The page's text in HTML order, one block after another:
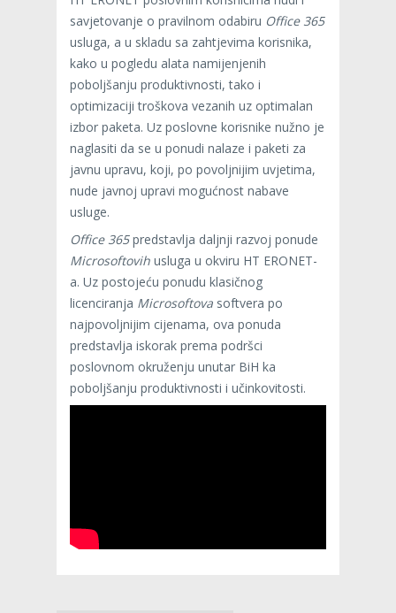
savjetovanje o pravilnom odabiru Office 365
usluga, a u skladu sa zahtjevima korisnika,
kako u pogledu alata namijenjenih
poboljšanju produktivnosti, tako i
optimizaciji troškova vezanih uz optimalan
izbor paketa. Uz poslovne korisnike nužno je
naglasiti da se u ponudi nalaze i paketi za
javnu upravu, koji, po povoljnijim uvjetima,
nude javnoj upravi mogućnost nabave
usluge.
Office 365predstavlja daljnji razvoj ponude
Microsoftovih usluga u okviru HT ERONET-
a. Uz postojeću ponudu klasičnog
licenciranja Microsoftova softvera po
najpovoljnijim cijenama, ova ponuda
predstavlja iskorak prema podršci
poslovnom okruženju unutar BiH ka
poboljšanju produktivnosti i učinkovitosti.